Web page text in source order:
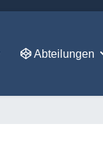
Abteilungen